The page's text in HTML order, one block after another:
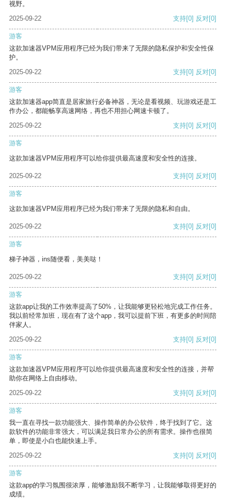
视野。
2025-09-22
支持[0] 反对[0]
游客
这款加速器VPM应用程序已经为我们带来了无限的隐私保护和安全性保
护。
2025-09-22
支持[0] 反对[0]
游客
这款加速器app简直是居家旅行必备神器，无论是看视频、玩游戏还是工
作办公，都能畅享高速网络，再也不用担心网速卡顿了。
2025-09-22
支持[0] 反对[0]
游客
这款加速器VPM应用程序可以给你提供最高速度和安全性的连接。
2025-09-22 支持[0] 反对[0]
游客
这款加速器VPM应用程序已经为我们带来了无限的隐私和自由。
2025-09-22 支持[0] 反对[0]
游客
梯子神器，ins随便看，美美哒！
2025-09-22 支持[0] 反对[0]
游客
这款app让我的工作效率提高了50%，让我能够更轻松地完成工作任务。
我以前经常加班，现在有了这个app，我可以提前下班，有更多的时间陪
伴家人。
2025-09-22
支持[0] 反对[0]
游客
这款加速器VPM应用程序可以给你提供最高速度和安全性的连接，并帮
助你在网络上自由移动。
2025-09-22
支持[0] 反对[0]
游客
我一直在寻找一款功能强大、操作简单的办公软件，终于找到了它。这
款软件的功能非常强大，可以满足我日常办公的所有需求。操作也很简
单，即使是小白也能快速上手。
2025-09-22
支持[0] 反对[0]
游客
这款app的学习氛围很浓厚，能够激励我不断学习，让我能够取得更好的
成绩。